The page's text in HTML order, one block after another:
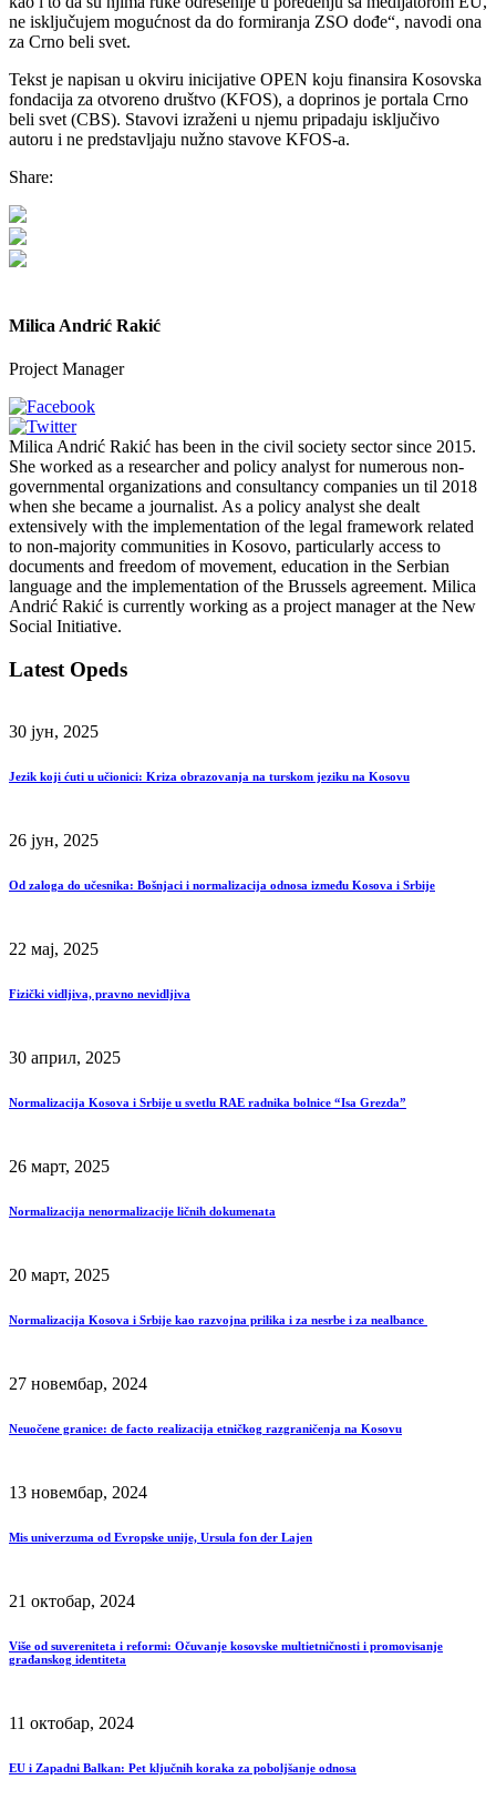
ne isključujem mogućnost da do formiranja ZSO dođe“, navodi ona
za Crno beli svet.
Tekst je napisan u okviru inicijative OPEN koju finansira Kosovska
fondacija za otvoreno društvo (KFOS), a doprinos je portala Crno
beli svet (CBS). Stavovi izraženi u njemu pripadaju isključivo
autoru i ne predstavljaju nužno stavove KFOS-a.
Share:
Milica Andrić Rakić
Project Manager
Milica Andrić Rakić has been in the civil society sector since 2015.
She worked as a researcher and policy analyst for numerous non-
governmental organizations and consultancy companies un til 2018
when she became a journalist. As a policy analyst she dealt
extensively with the implementation of the legal framework related
to non-majority communities in Kosovo, particularly access to
documents and freedom of movement, education in the Serbian
language and the implementation of the Brussels agreement. Milica
Andrić Rakić is currently working as a project manager at the New
Social Initiative.
Latest Opeds
30 јун, 2025
Jezik koji ćuti u učionici: Kriza obrazovanja na turskom jeziku na Kosovu
26 јун, 2025
Od zaloga do učesnika: Bošnjaci i normalizacija odnosa između Kosova i Srbije
22 мај, 2025
Fizički vidljiva, pravno nevidljiva
30 април, 2025
Normalizacija Kosova i Srbije u svetlu RAE radnika bolnice “Isa Grezda”
26 март, 2025
Normalizacija nenormalizacije ličnih dokumenata
20 март, 2025
Normalizacija Kosova i Srbije kao razvojna prilika i za nesrbe i za nealbance
27 новембар, 2024
Neuočene granice: de facto realizacija etničkog razgraničenja na Kosovu
13 новембар, 2024
Mis univerzuma od Evropske unije, Ursula fon der Lajen
21 октобар, 2024
Više od suvereniteta i reformi: Očuvanje kosovske multietničnosti i promovisanje
građanskog identiteta
11 октобар, 2024
EU i Zapadni Balkan: Pet ključnih koraka za poboljšanje odnosa